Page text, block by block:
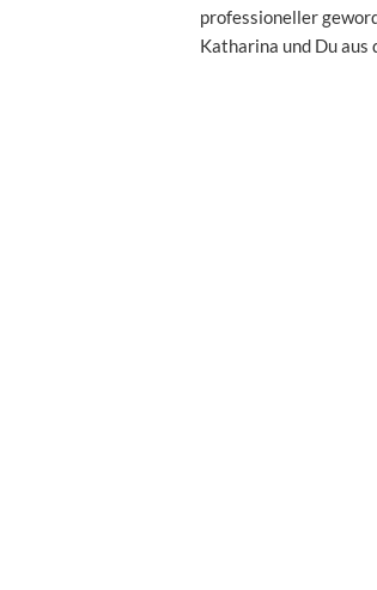
professioneller
Katharina und Du